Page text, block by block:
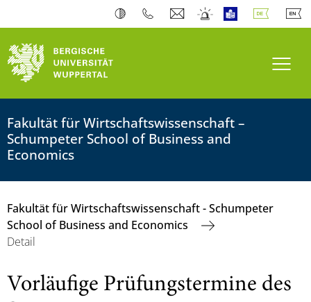
Fakultät für Wirtschaftswissenschaft –
Schumpeter School of Business and
Economics
Fakultät für Wirtschaftswissenschaft - Schumpeter
School of Business and Economics
Detail
Vorläufige Prüfungstermine des